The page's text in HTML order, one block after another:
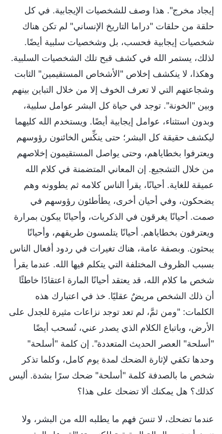
إيجاد مخرج". هذا وصف للشخصيات الإيجابية. في كل
حلقة من حلقات "دراما التاريخ الإنساني" لم تكن هناك
شخصيات إيجابية فحسب، بل وشخصيات سلبية أيضًا.
لذلك، يستمر الله في كشف قبح تلك الشخصيات السلبية.
وهكذا، لا ينكشف إخلاص "الأشخاص المستقيمين" الثابت
وشجاعتهم التي لا تعرف الخوف إلا من خلال التباين بينهم
وبين "الخونة". توجد في حياة كل البشر عوامل سلبية،
وبدون استثناء، عوامل إيجابية أيضًا. ويستخدم الله كليهما
ليكشف حقيقة كل البشر؛ حتى ينكِّس الخائنون رؤوسهم
ويعترفوا بخطاياهم، وحتى يواصل المستقيمون إخلاصهم
من خلال التشجيع. إن المعاني المتضمنة في كلام الله
عميقة للغاية. أحيانًا، يقرأ الناس كلامه ثم يطوونه وهم
يضحكون، وفي أحيان أخرى، يطأطئون رؤوسهم في
صمت. أحيانًا يغرقون في الذكريات، وأحيانًا يبكون بمرارة
ويعترفون بخطاياهم. أحيانًا يتلمسون طريقهم، وأحيانًا
يبحثون. وبصفة عامة، هناك تغيرات في ردود أفعال الناس
بسبب الظروف المختلفة التي يتكلم فيها الله. عندما يقرأ
شخص ما كلام الله، قد يعتقد أحيانًا المارة اعتقادًا خاطئًا
أن ذلك الشخص مريضٌ عقليًا. خذ في اعتبارك هذه
الكلمات: "ومن ثمَّ، لم تعد توجد نزاعات مثيرة للجدل على
الأرض، وباتباع الكلام الذي يصدر عني، تُسحب أيضًا
"أسلحة" العصر الحديث المتعددة". إن كلمة "أسلحة"
وحدها تكفي لإثارة الضحك لمدة يوم كامل، وكلما تذكر
شخص ما بالصدفة كلمة "أسلحة" ضحك سرًا بشدة. أليس
كذلك؟ هل يمكنك ألا تضحك على هذا؟
عندما تضحك، لا تنسَ فهم ما يطلبه الله من البشر، ولا